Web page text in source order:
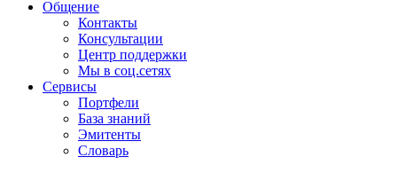
Общение
Контакты
Консультации
Центр поддержки
Мы в соц.сетях
Сервисы
Портфели
База знаний
Эмитенты
Словарь